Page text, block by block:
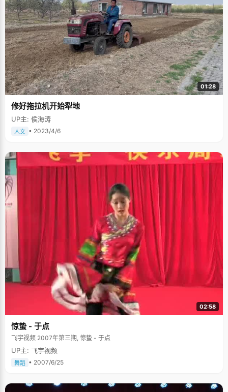
01:28
修好拖拉机开始犁地
UP主: 侯海涛
人文 • 2023/4/6
02:58
惊蛰 - 于点
飞宇视频 2007年第三期, 惊蛰 - 于点
UP主: 飞宇视频
舞蹈 • 2007/6/25